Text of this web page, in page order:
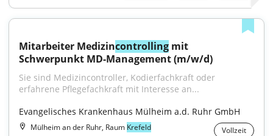
Mitarbeiter Medizincontrolling mit
Schwerpunkt MD-Management (m/w/d)
Sie sind Medizincontroller, Kodierfachkraft oder
erfahrene Pflegefachkraft mit Interesse an...
Evangelisches Krankenhaus Mülheim a.d. Ruhr GmbH
Mülheim an der Ruhr, Raum Krefeld Vollzeit